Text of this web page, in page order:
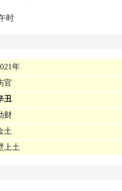
时
年
官
丑
财
土
上土